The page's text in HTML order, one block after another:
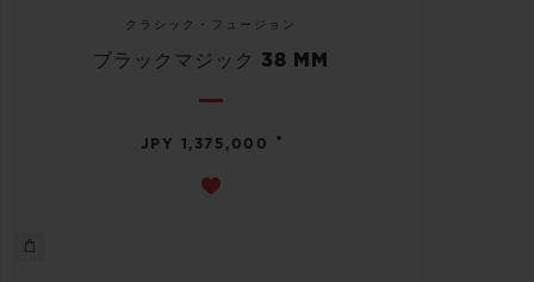
クラシック・フュージョン
ブラックマジック 38 MM
JPY 1,375,000 •